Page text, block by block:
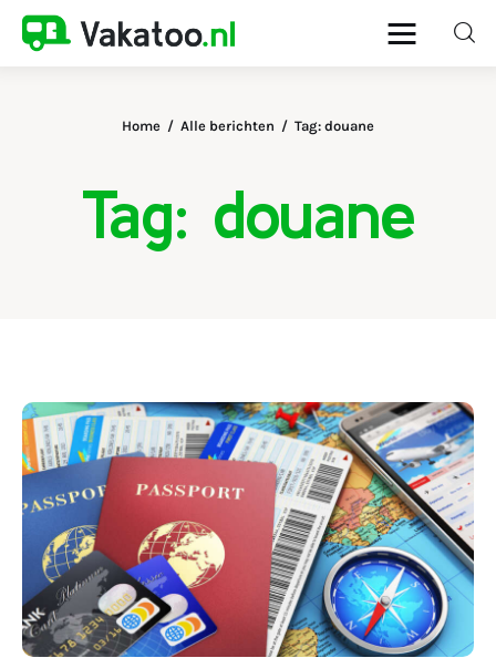
Tag: douane
Home Alle berichten Tag: douane
Activiteiten
Reisvoorbereiding